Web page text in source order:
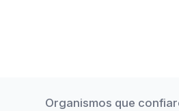
Organismos que